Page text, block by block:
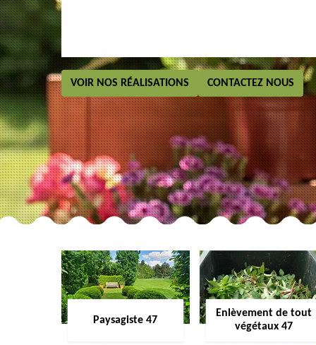
VOIR NOS RÉALISATIONS CONTACTEZ NOUS
Paysagiste 47
Enlèvement de tout
végétaux 47